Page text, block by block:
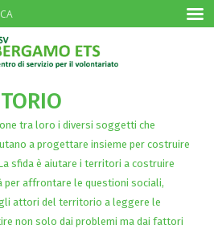
tra loro i diversi soggetti che
a progettare insieme per costruire
sfida è aiutare i territori a costruire
affrontare le questioni sociali,
attori del territorio a leggere le
non solo dai problemi ma dai fattori